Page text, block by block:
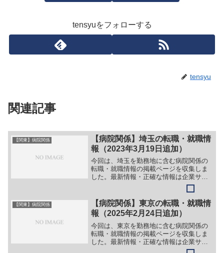
tensyuをフォローする
tensyu
関連記事
【関東】病院関係
【病院関係】埼玉の転職・就職情
報（2023年3月19日追加）
今回は、埼玉を勤務地に含む病院関係の
転職・就職情報の掲載ページを収集しま
した。最新情報・正確な情報は企業サイ
トでご確認ください。①【会社名】医療
法人社団 輔仁会 大宮厚生病院【職
務】＞＞（１）医師＞＞（２）正看護師
＞＞（３）准看護師＞＞（４...
【関東】病院関係
【病院関係】東京の転職・就職情
報（2025年2月24日追加）
今回は、東京を勤務地に含む病院関係の
転職・就職情報の掲載ページを収集しま
した。最新情報・正確な情報は企業サイ
トでご確認ください。①【会社名】医療